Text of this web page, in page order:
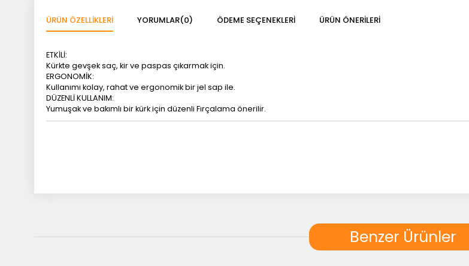
ÜRÜN ÖZELLIKLERI YORUMLAR(0) ÖDEME SEÇENEKLERI ÜRÜN ÖNERILERI
ETKİLİ:
Kürkte gevşek saç, kir ve paspas çıkarmak için.
ERGONOMİK:
Kullanımı kolay, rahat ve ergonomik bir jel sap ile.
DÜZENLİ KULLANIM:
Yumuşak ve bakımlı bir kürk için düzenli Fırçalama önerilir.
Benzer Ürünler